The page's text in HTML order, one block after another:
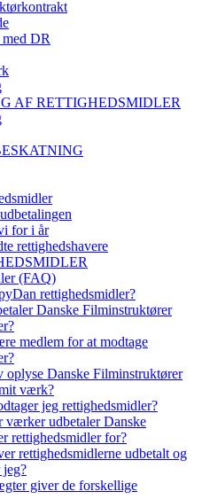
DR
AF RETTIGHEDSMIDLER
for i år
rettighedshavere
(FAQ)
rettighedsmidler?
Danske Filminstruktører
medlem for at modtage
oplyse Danske Filminstruktører
værk?
jeg rettighedsmidler?
værker udbetaler Danske
rettighedsmidler for?
rettighedsmidlerne udbetalt og
jeg?
giver de forskellige